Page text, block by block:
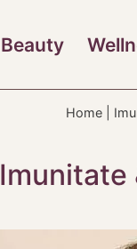
Beauty
Home
Imunitate